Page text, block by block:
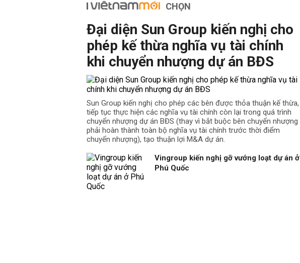
CHỌN
Đại diện Sun Group kiến nghị cho
phép kế thừa nghĩa vụ tài chính
khi chuyển nhượng dự án BĐS
Sun Group kiến nghị cho phép các bên được thỏa thuận kế thừa,
tiếp tục thực hiện các nghĩa vụ tài chính còn lại trong quá trình
chuyển nhượng dự án BĐS (thay vì bắt buộc bên chuyển nhượng
phải hoàn thành toàn bộ nghĩa vụ tài chính trước thời điểm
chuyển nhượng), tạo thuận lợi M&A dự án.
Vingroup kiến nghị gỡ vướng loạt dự án ở
Phú Quốc